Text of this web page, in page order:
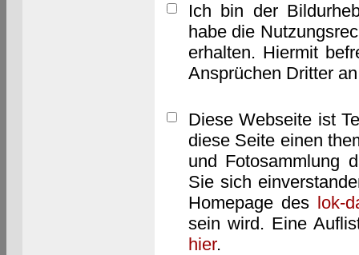
Ich bin der
habe die
erhalten. Hiermit
Ansprüchen Dritter
Diese Webseite ist
diese Seite einen
und Fotosammlung
Sie sich
Homepage des lok-
sein wird. Eine
hier.